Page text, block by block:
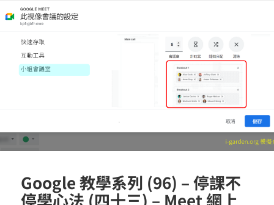
Google 教學系列 (96) – 停課不
停學心法 (四十三) – Meet 網上